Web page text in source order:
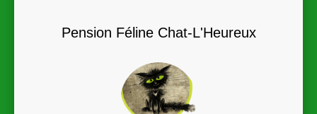
Pension Féline Chat-L'Heureux